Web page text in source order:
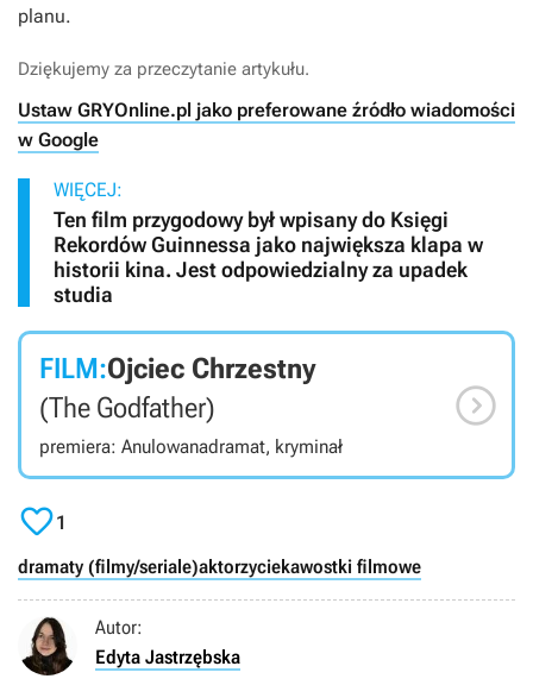
planu.
Dziękujemy za przeczytanie artykułu.
Ustaw GRYOnline.pl jako preferowane źródło wiadomości
w Google
WIĘCEJ:
Ten film przygodowy był wpisany do Księgi
Rekordów Guinnessa jako największa klapa w
historii kina. Jest odpowiedzialny za upadek
studia
FILM:Ojciec Chrzestny
(The Godfather)
premiera: Anulowanadramat, kryminał

1
dramaty (filmy/seriale)aktorzyciekawostki filmowe
Autor:
Edyta Jastrzębska